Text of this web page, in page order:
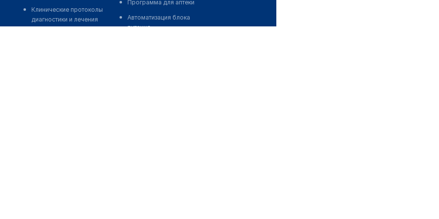
Клинические протоколы
диагностики и лечения
Программа для аптеки
Автоматизация блока
питания